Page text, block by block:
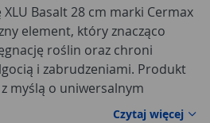
Basalt 28 cm marki Cermax
element, który znacząco
roślin oraz chroni
i zabrudzeniami. Produkt
myślą o uniwersalnym
Czytaj więcej